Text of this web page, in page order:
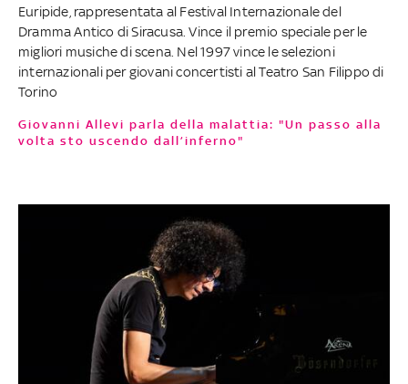
Euripide, rappresentata al Festival Internazionale del
Dramma Antico di Siracusa. Vince il premio speciale per le
migliori musiche di scena. Nel 1997 vince le selezioni
internazionali per giovani concertisti al Teatro San Filippo di
Torino
Giovanni Allevi parla della malattia: "Un passo alla
volta sto uscendo dall’inferno"